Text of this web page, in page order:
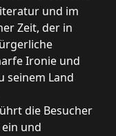
die Liebe eine
Bruder Menotti
als Bruder
und die verlassene
Bruder
(21.
zeigt die
und im
Zeit, der in
Ironie und
seinem Land
die Besucher
und